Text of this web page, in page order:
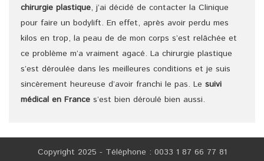
chirurgie plastique, j’ai décidé de contacter la Clinique
pour faire un bodylift. En effet, après avoir perdu mes
kilos en trop, la peau de de mon corps s’est relâchée et
ce problème m’a vraiment agacé. La chirurgie plastique
s’est déroulée dans les meilleures conditions et je suis
sincèrement heureuse d’avoir franchi le pas. Le suivi
médical en France s’est bien déroulé bien aussi.
Copyright 2025 - Téléphone : 0033 1 87 66 77 81